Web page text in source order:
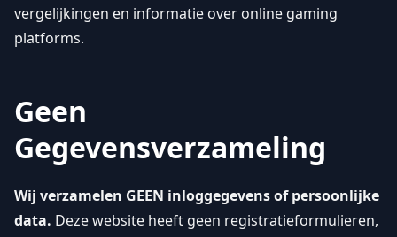
vergelijkingen en informatie over online gaming
platforms.
Geen
Gegevensverzameling
Wij verzamelen GEEN inloggegevens of persoonlijke
data. Deze website heeft geen registratieformulieren,